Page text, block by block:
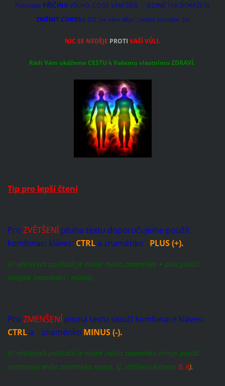
Pochopte PŘÍČINU VŠEHO, CO SE VÁM DĚJE - JEDINĚ TAK DOKÁŽETE
ZMĚNIT COKOLI, CO "se vám děje", neboť poznáte, že
NIC SE NEDĚJE PROTI VAŠÍ VŮLI.
Rádi Vám ukážeme CESTU k Vašemu vlastnímu ZDRAVÍ.
Tip pro lepší čtení
Pro ZVĚTŠENÍ písma textu doporučujeme použít
kombinaci kláves: CTRLa znaménko PLUS (+).
(U některých počítačů je nutné místo znaménka + plus použít
naopak znaménko - minus).
Pro ZMENŠENÍ písma textu slouží kombinace kláves:
CTRLa znaménko MINUS (-).
(U některých počítačů je nutné místo znaménka mínus použít
znaménko vedle znaménka mínus, tj. většinou klávesa 0, é).